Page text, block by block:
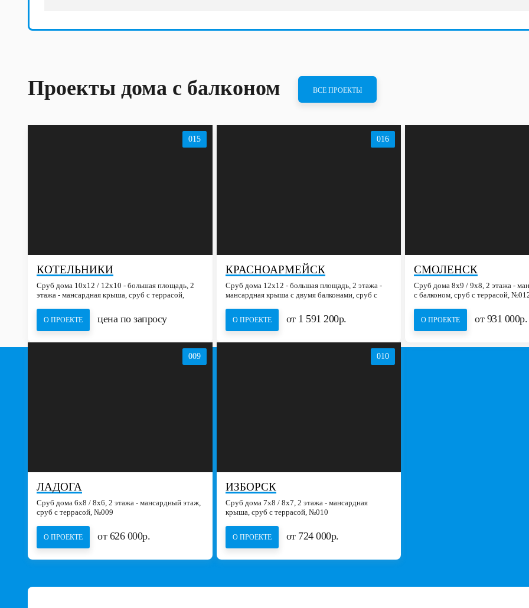
Проекты дома с балконом ВСЕ ПРОЕКТЫ
015
КОТЕЛЬНИКИ
Сруб дома 10х12 / 12х10 - большая площадь, 2
этажа - мансардная крыша, сруб с террасой,
О ПРОЕКТЕ цена по запросу
016
КРАСНОАРМЕЙСК
Сруб дома 12х12 - большая площадь, 2 этажа -
мансардная крыша с двумя балконами, сруб с
О ПРОЕКТЕ от 1 591 200р.
СМОЛЕНСК
Сруб дома 8х9 / 9х8, 2 этажа -
с балконом, сруб с террасой,
О ПРОЕКТЕ от 931 000р.
009
ЛАДОГА
Сруб дома 6х8 / 8x6, 2 этажа - мансардный этаж,
сруб с террасой, №009
О ПРОЕКТЕ от 626 000р.
010
ИЗБОРСК
Сруб дома 7х8 / 8x7, 2 этажа - мансардная
крыша, сруб с террасой, №010
О ПРОЕКТЕ от 724 000р.